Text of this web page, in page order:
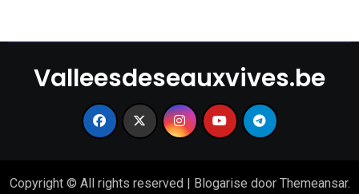
Valleesdeseauxvives.be
Copyright © All rights reserved | Blogarise door Themeansar.